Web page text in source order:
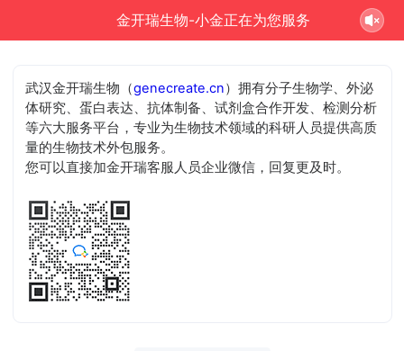
金开瑞生物-小金正在为您服务
武汉金开瑞生物（genecreate.cn）拥有分子生物学、外泌
体研究、蛋白表达、抗体制备、试剂盒合作开发、检测分析
等六大服务平台，专业为生物技术领域的科研人员提供高质
量的生物技术外包服务。
您可以直接加金开瑞客服人员企业微信，回复更及时。